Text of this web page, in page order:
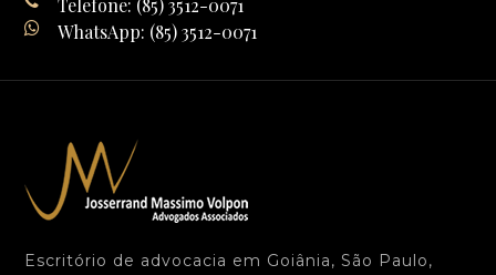
Telefone: (85) 3512-0071
WhatsApp: (85) 3512-0071
Escritório de advocacia em Goiânia, São Paulo,